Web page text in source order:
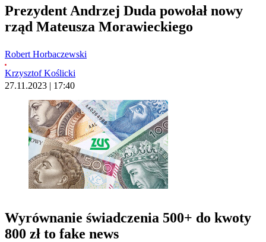
Prezydent Andrzej Duda powołał nowy
rząd Mateusza Morawieckiego
Robert Horbaczewski
Krzysztof Koślicki
27.11.2023 | 17:40
Wyrównanie świadczenia 500+ do kwoty
800 zł to fake news